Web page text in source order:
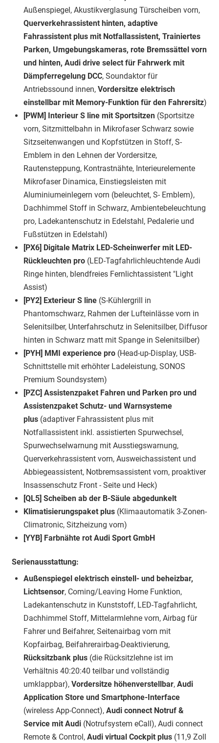
Außenspiegel, Akustikverglasung Türscheiben vorn,
Querverkehrassistent hinten, adaptive
Fahrassistent plus mit Notfallassistent, Trainiertes
Parken, Umgebungskameras, rote Bremssättel vorn
und hinten, Audi drive select für Fahrwerk mit
Dämpferregelung DCC, Soundaktor für
Antriebssound innen, Vordersitze elektrisch
einstellbar mit Memory-Funktion für den Fahrersitz)
[PWM] Interieur S line mit Sportsitzen (Sportsitze
vorn, Sitzmittelbahn in Mikrofaser Schwarz sowie
Sitzseitenwangen und Kopfstützen in Stoff, S-
Emblem in den Lehnen der Vordersitze,
Rautensteppung, Kontrastnähte, Interieurelemente
Mikrofaser Dinamica, Einstiegsleisten mit
Aluminiumeinlegern vorn (beleuchtet, S- Emblem),
Dachhimmel Stoff in Schwarz, Ambientebeleuchtung
pro, Ladekantenschutz in Edelstahl, Pedalerie und
Fußstützen in Edelstahl)
[PX6] Digitale Matrix LED-Scheinwerfer mit LED-
Rückleuchten pro (LED-Tagfahrlichleuchtende Audi
Ringe hinten, blendfreies Fernlichtassistent "Light
Assist)
[PY2] Exterieur S line (S-Kühlergrill in
Phantomschwarz, Rahmen der Lufteinlässe vorn in
Selenitsilber, Unterfahrschutz in Selenitsilber, Diffusor
hinten in Schwarz matt mit Spange in Selenitsilber)
[PYH] MMI experience pro (Head-up-Display, USB-
Schnittstelle mit erhöhter Ladeleistung, SONOS
Premium Soundsystem)
[PZC] Assistenzpaket Fahren und Parken pro und
Assistenzpaket Schutz- und Warnsysteme
plus (adaptiver Fahrassistent plus mit
Notfallassistent inkl. assistierten Spurwechsel,
Spurwechselwarnung mit Ausstiegswarnung,
Querverkehrassistent vorn, Ausweichassistent und
Abbiegeassistent, Notbremsassistent vorn, proaktiver
Insassenschutz Front - Seite und Heck)
[QL5] Scheiben ab der B-Säule abgedunkelt
Klimatisierungspaket plus (Klimaautomatik 3-Zonen-
Climatronic, Sitzheizung vorn)
[YYB] Farbnähte rot Audi Sport GmbH
Serienausstattung:
Außenspiegel elektrisch einstell- und beheizbar,
Lichtsensor, Coming/Leaving Home Funktion,
Ladekantenschutz in Kunststoff, LED-Tagfahrlicht,
Dachhimmel Stoff, Mittelarmlehne vorn, Airbag für
Fahrer und Beifahrer, Seitenairbag vorn mit
Kopfairbag, Beifahrerairbag-Deaktivierung,
Rücksitzbank plus (die Rücksitzlehne ist im
Verhältnis 40:20:40 teilbar und vollständig
umklappbar), Vordersitze höhenverstellbar, Audi
Application Store und Smartphone-Interface
(wireless App-Connect), Audi connect Notruf &
Service mit Audi (Notrufsystem eCall), Audi connect
Remote & Control, Audi virtual Cockpit plus (11,9 Zoll